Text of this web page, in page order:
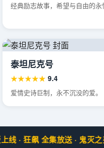
经典励志故事，希望与自由的永
泰坦尼克号
★★★★★ 9.4
爱情史诗巨制，永不沉没的爱。
线 · 狂飙 全集放送 · 鬼灭